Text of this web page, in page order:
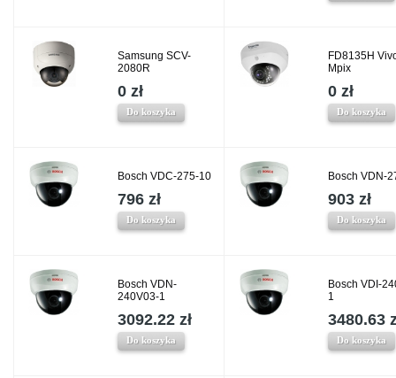
Samsung SCV-
2080R
0 zł
Do koszyka
FD8135H
Mpix
0 zł
Do koszyka
Bosch VDC-275-10
796 zł
Do koszyka
Bosch VDN-
903 zł
Do koszyka
Bosch VDN-
240V03-1
3092.22 zł
Do koszyka
Bosch VDI-
1
3480.63
Do koszyka